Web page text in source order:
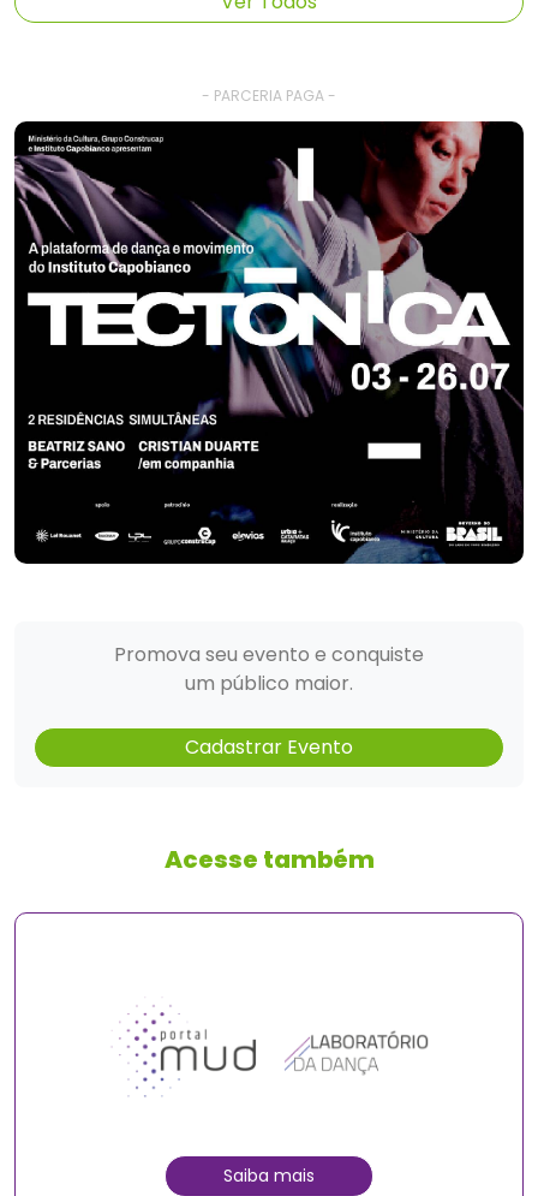
- PARCERIA PAGA -
Promova seu evento e conquiste
um público maior.
Cadastrar Evento
Acesse também
Saiba mais